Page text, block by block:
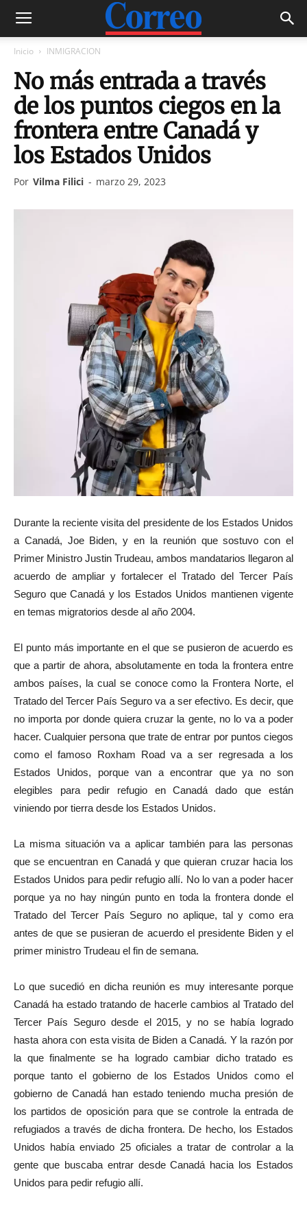
Inicio INMIGRACION
No más entrada a través
de los puntos ciegos en la
frontera entre Canadá y
los Estados Unidos
Por Vilma Filici - marzo 29, 2023
Durante la reciente visita del presidente de los Estados Unidos
a Canadá, Joe Biden, y en la reunión que sostuvo con el
Primer Ministro Justin Trudeau, ambos mandatarios llegaron al
acuerdo de ampliar y fortalecer el Tratado del Tercer País
Seguro que Canadá y los Estados Unidos mantienen vigente
en temas migratorios desde al año 2004.
El punto más importante en el que se pusieron de acuerdo es
que a partir de ahora, absolutamente en toda la frontera entre
ambos países, la cual se conoce como la Frontera Norte, el
Tratado del Tercer País Seguro va a ser efectivo. Es decir, que
no importa por donde quiera cruzar la gente, no lo va a poder
hacer. Cualquier persona que trate de entrar por puntos ciegos
como el famoso Roxham Road va a ser regresada a los
Estados Unidos, porque van a encontrar que ya no son
elegibles para pedir refugio en Canadá dado que están
viniendo por tierra desde los Estados Unidos.
La misma situación va a aplicar también para las personas
que se encuentran en Canadá y que quieran cruzar hacia los
Estados Unidos para pedir refugio allí. No lo van a poder hacer
porque ya no hay ningún punto en toda la frontera donde el
Tratado del Tercer País Seguro no aplique, tal y como era
antes de que se pusieran de acuerdo el presidente Biden y el
primer ministro Trudeau el fin de semana.
Lo que sucedió en dicha reunión es muy interesante porque
Canadá ha estado tratando de hacerle cambios al Tratado del
Tercer País Seguro desde el 2015, y no se había logrado
hasta ahora con esta visita de Biden a Canadá. Y la razón por
la que finalmente se ha logrado cambiar dicho tratado es
porque tanto el gobierno de los Estados Unidos como el
gobierno de Canadá han estado teniendo mucha presión de
los partidos de oposición para que se controle la entrada de
refugiados a través de dicha frontera. De hecho, los Estados
Unidos había enviado 25 oficiales a tratar de controlar a la
gente que buscaba entrar desde Canadá hacia los Estados
Unidos para pedir refugio allí.